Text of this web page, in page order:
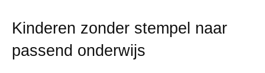
Kinderen zonder stempel naar
passend onderwijs